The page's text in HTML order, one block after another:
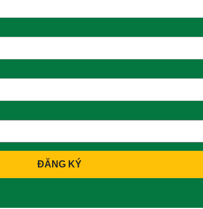
ĐĂNG KÝ